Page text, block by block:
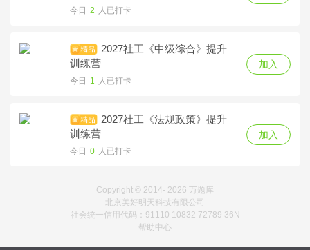
今日 2 人已打卡
2027社工《中级综合》提升
训练营
今日 1 人已打卡
加入
2027社工《法规政策》提升
训练营
今日 0 人已打卡
加入
Copyright © 2014- 2026 万题库
北京美好明天科技有限公司
社会统一信用代码：91110 10832 72789 36N
帮助中心